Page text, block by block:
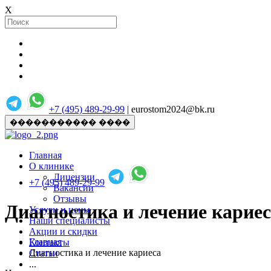
X
+7 (495) 489-29-99 | eurostom2024@bk.ru
����������� ����
Главная
О клинике
Лицензии
Вакансии
Отзывы
Услуги и цены
Наши специалисты
Акции и скидки
Контакты
Статьи
...
+7 (495) 489-29-99
Диагностика и лечение
Главная
Диагностика и лечение кариеса